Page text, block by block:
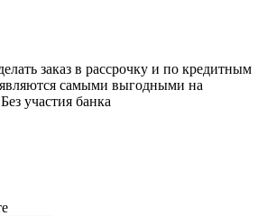
заказ в рассрочку и по кредитным
самыми выгодными на
Без участия банка